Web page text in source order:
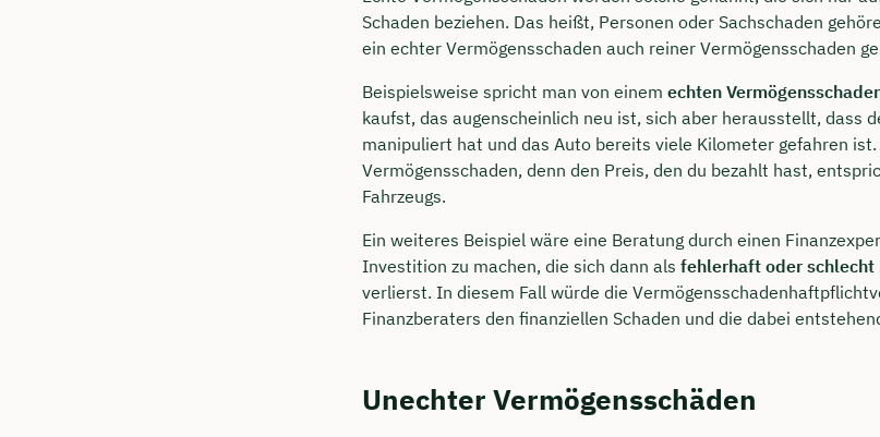
Schaden beziehen. Das heißt, Personen oder Sachschaden
ein echter Vermögensschaden auch reiner Vermögensschaden
Beispielsweise spricht man von einem echten
kaufst, das augenscheinlich neu ist, sich aber herausstellt, dass
manipuliert hat und das Auto bereits viele Kilometer gefahren
Vermögensschaden, denn den Preis, den du bezahlt hast,
Fahrzeugs.
Ein weiteres Beispiel wäre eine Beratung durch einen
Investition zu machen, die sich dann als fehlerhaft oder schlecht
verlierst. In diesem Fall würde die
Finanzberaters den finanziellen Schaden und die dabei
Unechter Vermögensschäden